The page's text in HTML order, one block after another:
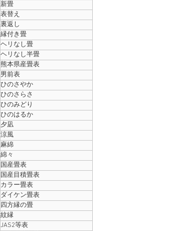
新畳
表替え
裏返し
縁付き畳
ヘリなし畳
ヘリなし半畳
熊本県産畳表
男前表
ひのさやか
ひのさらさ
ひのみどり
ひのはるか
夕凪
涼風
麻綿
綿々
国産畳表
国産目積畳表
カラー畳表
ダイケン畳表
四方縁の畳
紋縁
JAS2等表